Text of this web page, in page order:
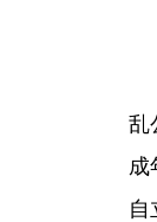
乱
成
自